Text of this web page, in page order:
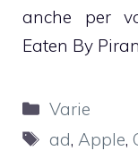
anche per
Eaten By
Categorie
Varie
Tag
ad, Apple,